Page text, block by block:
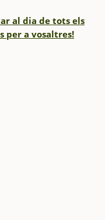
al dia de tots els
per a vosaltres!